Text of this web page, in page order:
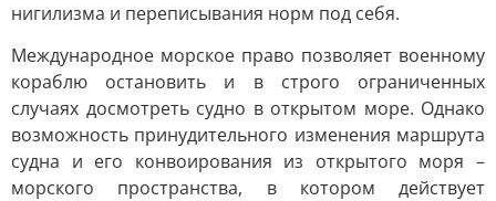
нигилизма и переписывания норм под себя.
Международное морское право позволяет военному
кораблю остановить и в строго ограниченных
случаях досмотреть судно в открытом море. Однако
возможность принудительного изменения маршрута
судна и его конвоирования из открытого моря –
морского пространства, в котором действует